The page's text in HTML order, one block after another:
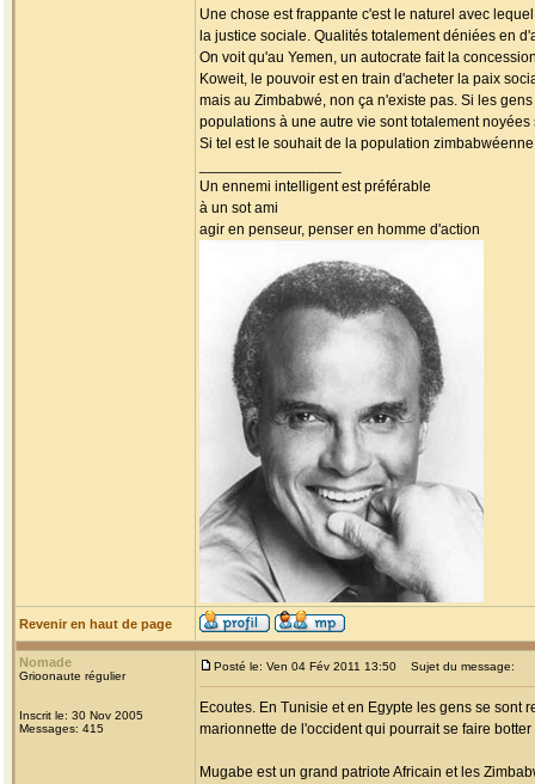
Une chose est frappante c'est le naturel avec
la justice sociale. Qualités totalement déniées en
On voit qu'au Yemen, un autocrate fait la
Koweit, le pouvoir est en train d'acheter la paix
mais au Zimbabwé, non ça n'existe pas. Si les
populations à une autre vie sont totalement
Si tel est le souhait de la population
Un ennemi intelligent est préférable
à un sot ami
agir en penseur, penser en homme d'action
Revenir en haut de page
Nomade
Grioonaute régulier
Inscrit le: 30 Nov 2005
Messages: 415
Posté le: Ven 04 Fév 2011 13:50 Sujet du message:
Ecoutes. En Tunisie et en Egypte les gens se sont
marionnette de l'occident qui pourrait se faire
Mugabe est un grand patriote Africain et les